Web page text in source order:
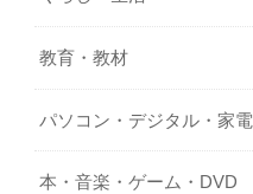
教育・教材
パソコン・デジタル・家電
本・音楽・ゲーム・DVD